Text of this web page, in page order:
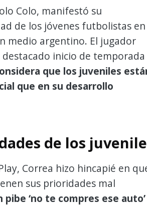
Colo, manifestó su
de los jóvenes futbolistas en
medio argentino. El jugador
inicio de temporada
que los juveniles
que en su desarrollo
de los
Correa hizo hincapié en
sus prioridades mal
pibe ‘no te compres ese